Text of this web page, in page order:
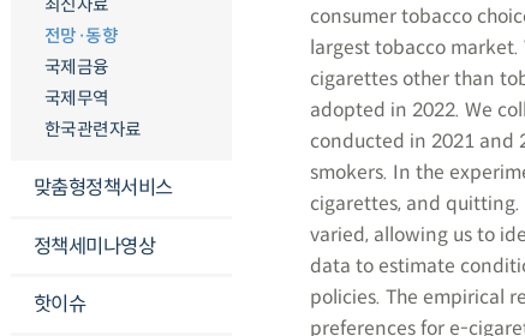
전망·동향
국제금융
국제무역
한국관련자료
맞춤형정책서비스
정책세미나영상
핫이슈
consumer tobacco
largest tobacco market.
cigarettes other than
adopted in 2022. We
conducted in 2021 and
smokers. In the
cigarettes, and
varied, allowing us to
data to estimate
policies. The empirical
preferences for e-